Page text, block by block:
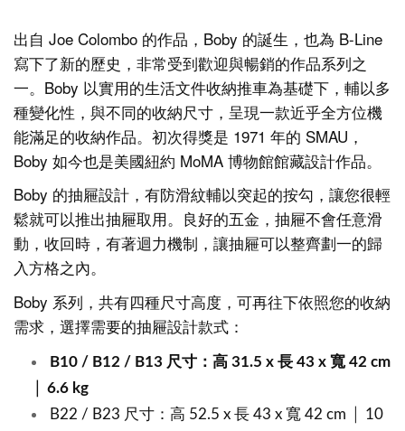
出自 Joe Colombo 的作品，Boby 的誕生，也為 B-Line
寫下了新的歷史，非常受到歡迎與暢銷的作品系列之
一。Boby 以實用的生活文件收納推車為基礎下，輔以多
種變化性，與不同的收納尺寸，呈現一款近乎全方位機
能滿足的收納作品。初次得獎是 1971 年的 SMAU，
Boby 如今也是美國紐約 MoMA 博物館館藏設計作品。
Boby 的抽屜設計，有防滑紋輔以突起的按勾，讓您很輕
鬆就可以推出抽屜取用。良好的五金，抽屜不會任意滑
動，收回時，有著迴力機制，讓抽屜可以整齊劃一的歸
入方格之內。
Boby 系列，共有四種尺寸高度，可再往下依照您的收納
需求，選擇需要的抽屜設計款式：
B10 / B12 / B13 尺寸：高 31.5 x 長 43 x 寬 42 cm
│ 6.6 kg
B22 / B23 尺寸：高 52.5 x 長 43 x 寬 42 cm │ 10